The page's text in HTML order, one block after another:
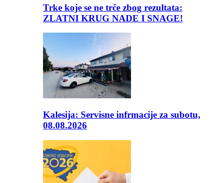
Trke koje se ne trče zbog rezultata:
ZLATNI KRUG NADE I SNAGE!
Kalesija: Servisne infrmacije za subotu,
08.08.2026